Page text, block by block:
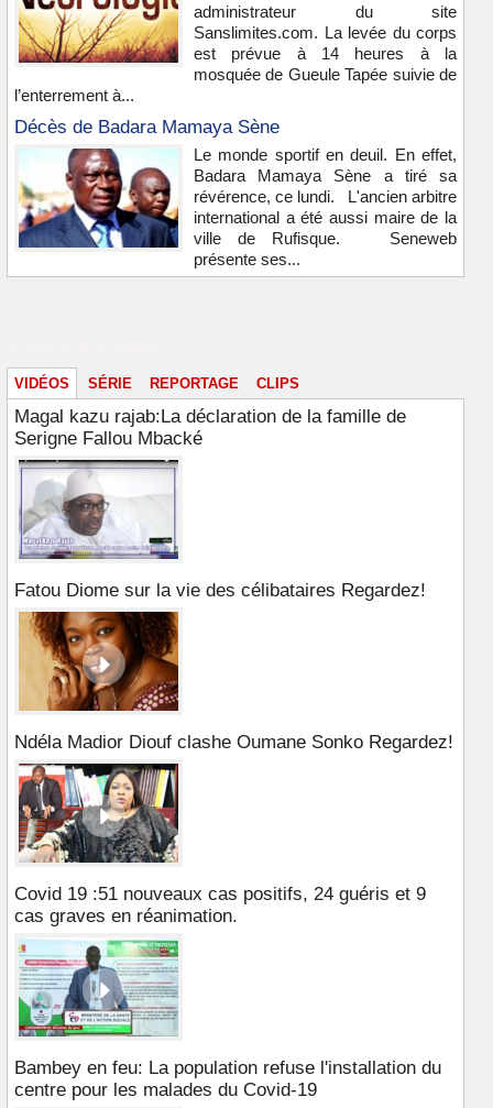
administrateur du site
Sanslimites.com. La levée du corps
est prévue à 14 heures à la
mosquée de Gueule Tapée suivie de
l’enterrement à...
Décès de Badara Mamaya Sène
Le monde sportif en deuil. En effet,
Badara Mamaya Sène a tiré sa
révérence, ce lundi. L'ancien arbitre
international a été aussi maire de la
ville de Rufisque. Seneweb
présente ses...
VIDÉOS SÉRIE REPORTAGE CLIPS
Magal kazu rajab:La déclaration de la famille de
Serigne Fallou Mbacké
Fatou Diome sur la vie des célibataires Regardez!
Ndéla Madior Diouf clashe Oumane Sonko Regardez!
Covid 19 :51 nouveaux cas positifs, 24 guéris et 9
cas graves en réanimation.
Bambey en feu: La population refuse l'installation du
centre pour les malades du Covid-19